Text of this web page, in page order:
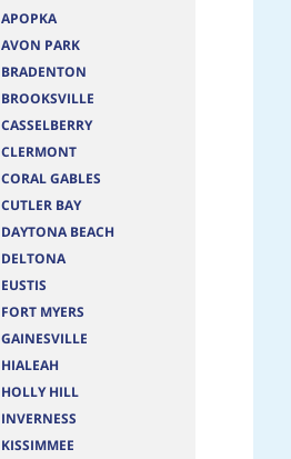
APOPKA
AVON PARK
BRADENTON
BROOKSVILLE
CASSELBERRY
CLERMONT
CORAL GABLES
CUTLER BAY
DAYTONA BEACH
DELTONA
EUSTIS
FORT MYERS
GAINESVILLE
HIALEAH
HOLLY HILL
INVERNESS
KISSIMMEE